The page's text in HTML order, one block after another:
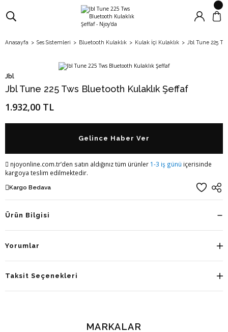
Anasayfa Ses Sistemleri Bluetooth Kulaklık Kulak İçi Kulaklık Jbl Tune 225
Jbl
Jbl Tune 225 Tws Bluetooth Kulaklık Şeffaf
1.932,00 TL
Gelince Haber Ver
njoyonline.com.tr’den satın aldığınız tüm ürünler 1-3 iş günü içerisinde
kargoya teslim edilmektedir.
Kargo Bedava
Ürün Bilgisi
Yorumlar
Taksit Seçenekleri
MARKALAR